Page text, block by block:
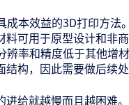
成本效益的3D打印方法
可用于原型设计和非
率和精度低于其他增材
构，因此需要做后续处
给就越慢而且越困难。